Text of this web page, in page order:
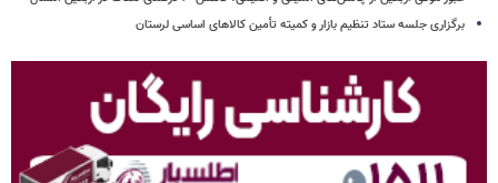
برگزاری جلسه ستاد تنظیم بازار و کمیته تأمین کالاهای اساسی لرستان